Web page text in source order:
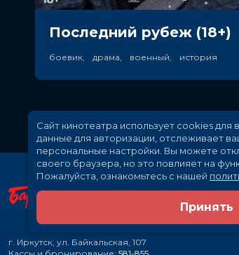
Последний рубеж (18+)
боевик, драма, военный, история
г. Иркутск, ул. Байкальская, 107
Сайт кинотеатра использует cookies для
данные для авторизации, отслеживает
персональные настройки. Вы можете
своего браузера, но это повлияет на
Пожалуйста, ознакомьтесь с нашей
Принять